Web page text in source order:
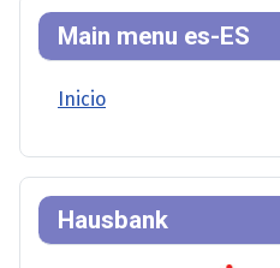
Main menu es-ES
Inicio
Hausbank